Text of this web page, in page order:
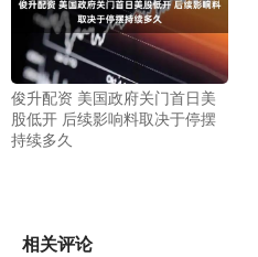
俊升配资 美国政府关门首日美
股低开 后续影响料取决于停摆
持续多久
相关评论